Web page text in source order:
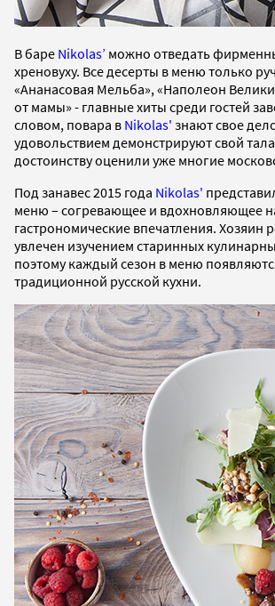
В баре Nikolas’ можно отведать
хреновуху. Все десерты в меню только
«Ананасовая Мельба», «Наполеон
от мамы» - главные хиты среди гостей
словом, повара в Nikolas' знают свое
удовольствием демонстрируют свой
достоинству оценили уже многие
Под занавес 2015 года Nikolas'
меню – согревающее и вдохновляющее
гастрономические впечатления. Хозяин
увлечен изучением старинных
поэтому каждый сезон в меню
традиционной русской кухни.